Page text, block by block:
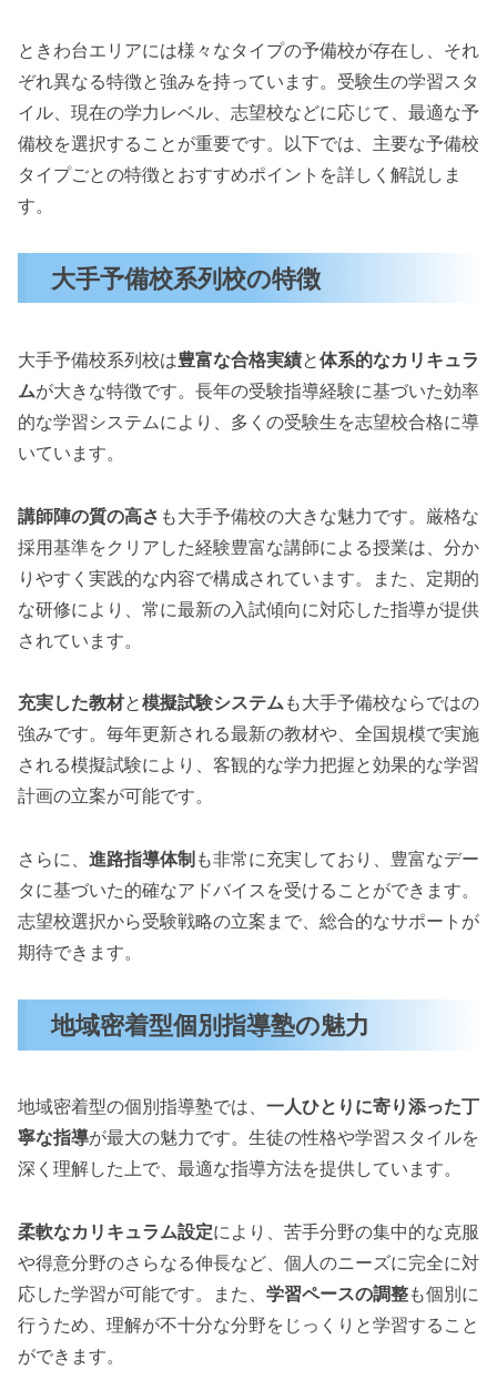
ときわ台エリアには様々なタイプの予備校が存在し、それ
ぞれ異なる特徴と強みを持っています。受験生の学習スタ
イル、現在の学力レベル、志望校などに応じて、最適な予
備校を選択することが重要です。以下では、主要な予備校
タイプごとの特徴とおすすめポイントを詳しく解説しま
す。
大手予備校系列校の特徴
大手予備校系列校は豊富な合格実績と体系的なカリキュラ
ムが大きな特徴です。長年の受験指導経験に基づいた効率
的な学習システムにより、多くの受験生を志望校合格に導
いています。
講師陣の質の高さ も大手予備校の大きな魅力です。厳格な
採用基準をクリアした経験豊富な講師による授業は、分か
りやすく実践的な内容で構成されています。また、定期的
な研修により、常に最新の入試傾向に対応した指導が提供
されています。
充実した教材と模擬試験システムも大手予備校ならではの
強みです。毎年更新される最新の教材や、全国規模で実施
される模擬試験により、客観的な学力把握と効果的な学習
計画の立案が可能です。
さらに、 進路指導体制 も非常に充実しており、豊富なデー
タに基づいた的確なアドバイスを受けることができます。
志望校選択から受験戦略の立案まで、総合的なサポートが
期待できます。
地域密着型個別指導塾の魅力
地域密着型の個別指導塾では、 一人ひとりに寄り添った丁
寧な指導が最大の魅力です。生徒の性格や学習スタイルを
深く理解した上で、最適な指導方法を提供しています。
柔軟なカリキュラム設定により、苦手分野の集中的な克服
や得意分野のさらなる伸長など、個人のニーズに完全に対
応した学習が可能です。また、 学習ペースの調整も個別に
行うため、理解が不十分な分野をじっくりと学習すること
ができます。